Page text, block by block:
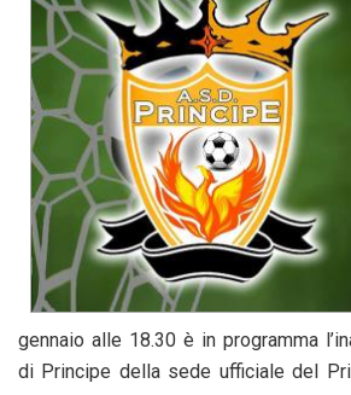
gennaio alle 18.30 è in programma
di Principe della sede ufficiale del